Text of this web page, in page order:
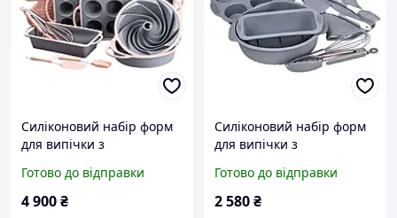
Силіконовий набір форм
для випічки з
покриттям з кухонним
приладдям та
Готово до відправки
4 900₴
Силіконовий набір форм
для випічки з
покриттям з кухонним
приладдям та
Готово до відправки
2 580₴